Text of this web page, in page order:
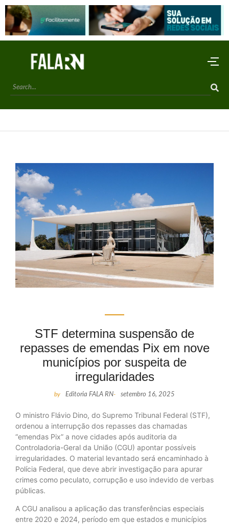
STF determina suspensão de
repasses de emendas Pix em nove
municípios por suspeita de
irregularidades
by Editoria FALA RN- setembro 16, 2025
O ministro Flávio Dino, do Supremo Tribunal Federal (STF),
ordenou a interrupção dos repasses das chamadas
“emendas Pix” a nove cidades após auditoria da
Controladoria-Geral da União (CGU) apontar possíveis
irregularidades. O material levantado será encaminhado à
Polícia Federal, que deve abrir investigação para apurar
crimes como peculato, corrupção e uso indevido de verbas
públicas.
A CGU analisou a aplicação das transferências especiais
entre 2020 e 2024, período em que estados e municípios